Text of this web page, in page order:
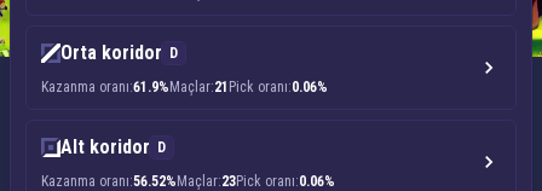
Orta koridor
D
Kazanma oranı:61.9% Maçlar:21 Pick oranı:0.06%
Alt koridor
D
Kazanma oranı:56.52% Maçlar:23Pick oranı:0.06%